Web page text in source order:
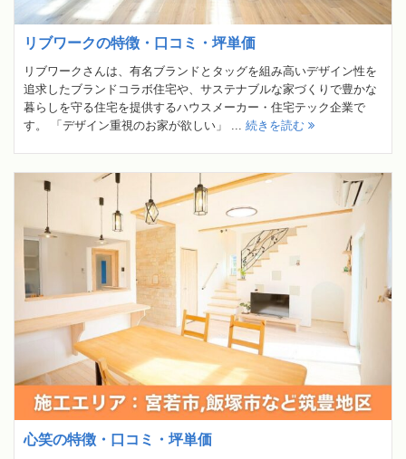
リブワークの特徴・口コミ・坪単価
リブワークさんは、有名ブランドとタッグを組み高いデザイン性を
追求したブランドコラボ住宅や、サステナブルな家づくりで豊かな
暮らしを守る住宅を提供するハウスメーカー・住宅テック企業で
す。 「デザイン重視のお家が欲しい」 ... 続きを読む
心笑の特徴・口コミ・坪単価